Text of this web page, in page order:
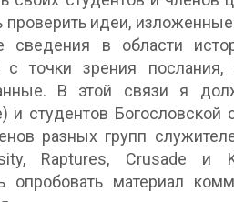
идеи,
сведения в области
точки зрения послания,
В этой связи я
и студентов
разных групп
Raptures, Crusade
опробовать материал